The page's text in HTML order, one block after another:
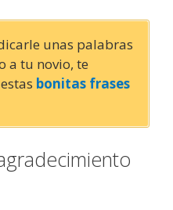
unas palabras
a tu novio, te
bonitas frases